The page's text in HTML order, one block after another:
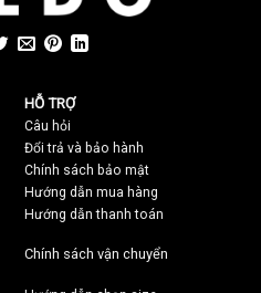
HỖ TRỢ
Câu hỏi
Đổi trả và bảo hành
Chính sách bảo mật
Hướng dẫn mua hàng
Hướng dẫn thanh toán
Chính sách vận chuyển